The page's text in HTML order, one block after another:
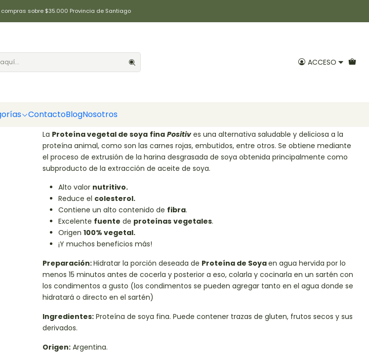
ACCESO
ContactoBlogNosotros
sobre $35.000 Provincia de Santiago
Proteína de Soya Fina 500gr Positiv
¡Nuevo producto!
La Proteína vegetal de soya fina Positiv es una alternativa saludable y deliciosa a la
proteína animal, como son las carnes rojas, embutidos, entre otros. Se obtiene mediante
el proceso de extrusión de la harina desgrasada de soya obtenida principalmente como
subproducto de la extracción de aceite de soya.
Alto valor nutritivo.
Reduce el colesterol.
Contiene un alto contenido de fibra.
Excelente fuente de proteínas vegetales.
Origen 100% vegetal.
¡Y muchos beneficios más!
Preparación:Hidratar la porción deseada de Proteína de Soyaen agua hervida por lo
menos 15 minutos antes de cocerla y posterior a eso, colarla y cocinarla en un sartén con
los condimentos a gusto (los condimentos se pueden agregar tanto en el agua donde se
hidratará o directo en el sartén)
Ingredientes:Proteína de soya fina. Puede contener trazas de gluten, frutos secos y sus
derivados.
Origen:Argentina.